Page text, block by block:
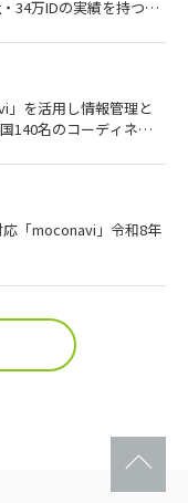
34万IDの実績を持つ
」を活用し情報管理と
140名のコーディネー
応「moconavi」令和8年